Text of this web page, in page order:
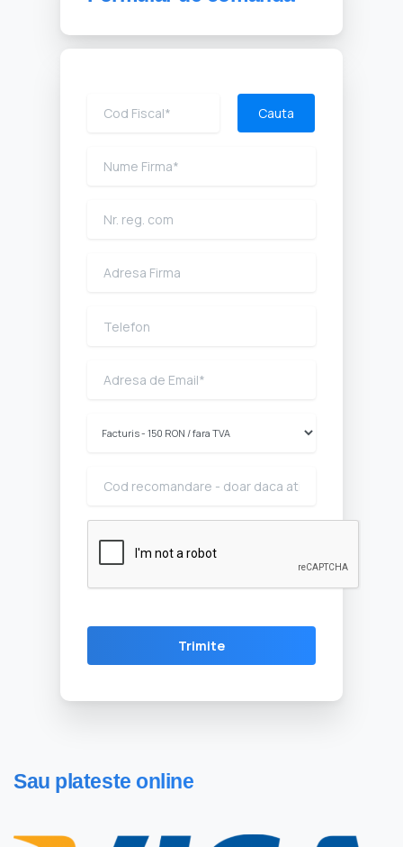
Cauta
Sau plateste online